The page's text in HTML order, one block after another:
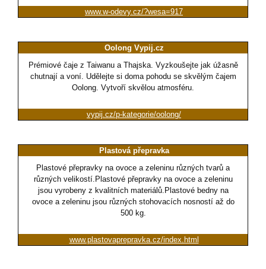
www.w-odevy.cz/?wesa=917
Oolong Vypij.cz
Prémiové čaje z Taiwanu a Thajska. Vyzkoušejte jak úžasně
chutnají a voní. Udělejte si doma pohodu se skvělým čajem
Oolong. Vytvoří skvělou atmosféru.
vypij.cz/p-kategorie/oolong/
Plastová přepravka
Plastové přepravky na ovoce a zeleninu různých tvarů a
různých velikostí.Plastové přepravky na ovoce a zeleninu
jsou vyrobeny z kvalitních materiálů.Plastové bedny na
ovoce a zeleninu jsou různých stohovacích nosností až do
500 kg.
www.plastovaprepravka.cz/index.html